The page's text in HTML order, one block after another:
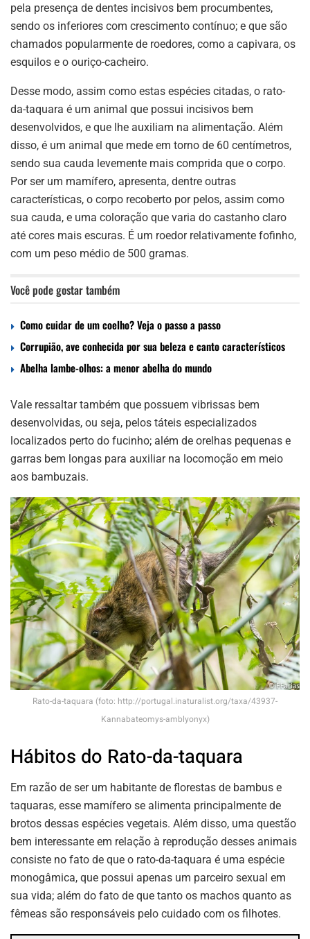
pela presença de dentes incisivos bem procumbentes,
sendo os inferiores com crescimento contínuo; e que são
chamados popularmente de roedores, como a capivara, os
esquilos e o ouriço-cacheiro.
Desse modo, assim como estas espécies citadas, o rato-
da-taquara é um animal que possui incisivos bem
desenvolvidos, e que lhe auxiliam na alimentação. Além
disso, é um animal que mede em torno de 60 centímetros,
sendo sua cauda levemente mais comprida que o corpo.
Por ser um mamífero, apresenta, dentre outras
características, o corpo recoberto por pelos, assim como
sua cauda, e uma coloração que varia do castanho claro
até cores mais escuras. É um roedor relativamente fofinho,
com um peso médio de 500 gramas.
Você pode gostar também
Como cuidar de um coelho? Veja o passo a passo
Corrupião, ave conhecida por sua beleza e canto característicos
Abelha lambe-olhos: a menor abelha do mundo
Vale ressaltar também que possuem vibrissas bem
desenvolvidas, ou seja, pelos táteis especializados
localizados perto do fucinho; além de orelhas pequenas e
garras bem longas para auxiliar na locomoção em meio
aos bambuzais.
Rato-da-taquara (foto: http://portugal.inaturalist.org/taxa/43937-
Kannabateomys-amblyonyx)
Hábitos do Rato-da-taquara
Em razão de ser um habitante de florestas de bambus e
taquaras, esse mamífero se alimenta principalmente de
brotos dessas espécies vegetais. Além disso, uma questão
bem interessante em relação à reprodução desses animais
consiste no fato de que o rato-da-taquara é uma espécie
monogâmica, que possui apenas um parceiro sexual em
sua vida; além do fato de que tanto os machos quanto as
fêmeas são responsáveis pelo cuidado com os filhotes.